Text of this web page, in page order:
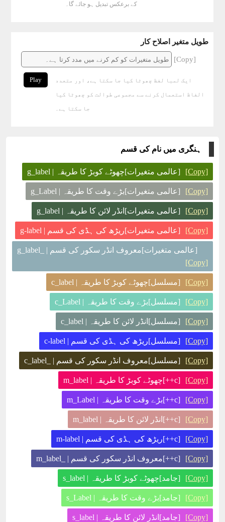
کے برعکس تبدیل ہو جائے گا۔
طویل متغیر اصلاح کار
[Copy]
Play
ایک لمبا لفظ چھوٹا کیا جا سکتا ہے، اور متعدد
الفاظ استعمال کرنے سے مجموعی طوالت کو چھوٹا کیا
جا سکتا ہے۔
ہنگری میں نام کی قسم
[عالمی متغیرات]چھوٹے کوبڑ کا طریقہ | g_label [Copy]
[عالمی متغیرات]بڑے وقت کا طریقہ | g_Label [Copy]
[عالمی متغیرات]انڈر لائن کا طریقہ | g_label [Copy]
[عالمی متغیرات]ریڑھ کی ہڈی کی قسم | g-label [Copy]
[عالمی متغیرات]معروف انڈر سکور کی قسم | _g_label
[Copy]
[مسلسل]چھوٹے کوبڑ کا طریقہ | c_label [Copy]
[مسلسل]بڑے وقت کا طریقہ | c_Label [Copy]
[مسلسل]انڈر لائن کا طریقہ | c_label [Copy]
[مسلسل]ریڑھ کی ہڈی کی قسم | c-label [Copy]
[مسلسل]معروف انڈر سکور کی قسم | _c_label [Copy]
[c++]چھوٹے کوبڑ کا طریقہ | m_label [Copy]
[c++]بڑے وقت کا طریقہ | m_Label [Copy]
[c++]انڈر لائن کا طریقہ | m_label [Copy]
[c++]ریڑھ کی ہڈی کی قسم | m-label [Copy]
[c++]معروف انڈر سکور کی قسم | _m_label [Copy]
[جامد]چھوٹے کوبڑ کا طریقہ | s_label [Copy]
[جامد]بڑے وقت کا طریقہ | s_Label [Copy]
[جامد]انڈر لائن کا طریقہ | s_label [Copy]